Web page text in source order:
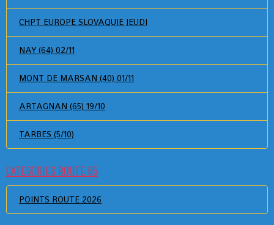
CHPT EUROPE SLOVAQUIE JEUDI
NAY (64) 02/11
MONT DE MARSAN (40) 01/11
ARTAGNAN (65) 19/10
TARBES (5/10)
CATEGORIES ROUTE 65
POINTS ROUTE 2026